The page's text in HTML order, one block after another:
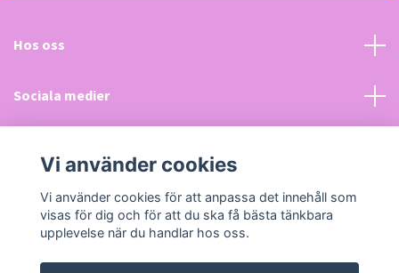
Hos oss
Sociala medier
Läs mer
Vi använder cookies
Vi använder cookies för att anpassa det innehåll som
visas för dig och för att du ska få bästa tänkbara
upplevelse när du handlar hos oss.